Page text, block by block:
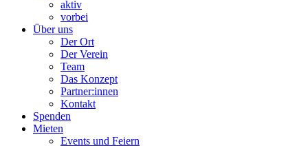
aktiv
vorbei
Über uns
Der Ort
Der Verein
Team
Das Konzept
Partner:innen
Kontakt
Spenden
Mieten
Events und Feiern